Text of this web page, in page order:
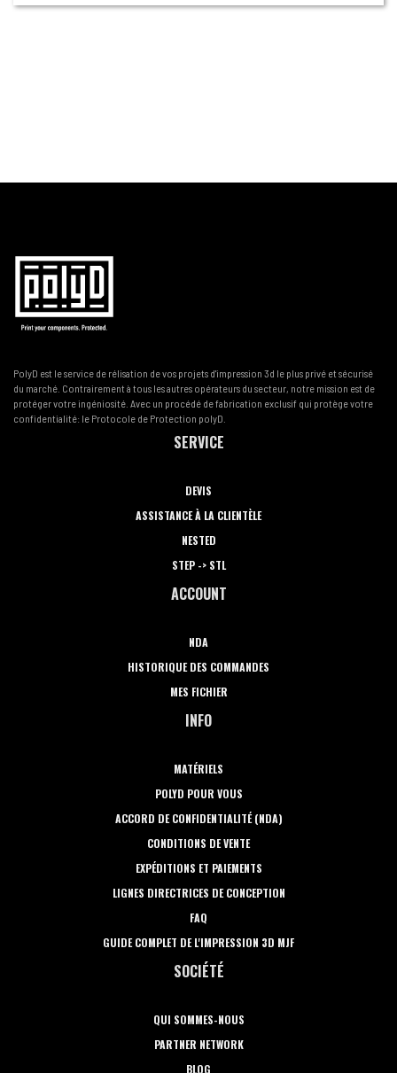
PolyD est le service de rélisation de vos projets d'impression 3d le plus privé et sécurisé
du marché. Contrairement à tous les autres opérateurs du secteur, notre mission est de
protéger votre ingéniosité. Avec un procédé de fabrication exclusif qui protège votre
confidentialité: le Protocole de Protection polyD.
SERVICE
DEVIS
ASSISTANCE À LA CLIENTÈLE
NESTED
STEP -> STL
ACCOUNT
NDA
HISTORIQUE DES COMMANDES
MES FICHIER
INFO
MATÉRIELS
POLYD POUR VOUS
ACCORD DE CONFIDENTIALITÉ (NDA)
CONDITIONS DE VENTE
EXPÉDITIONS ET PAIEMENTS
LIGNES DIRECTRICES DE CONCEPTION
FAQ
GUIDE COMPLET DE L'IMPRESSION 3D MJF
SOCIÉTÉ
QUI SOMMES-NOUS
PARTNER NETWORK
BLOG